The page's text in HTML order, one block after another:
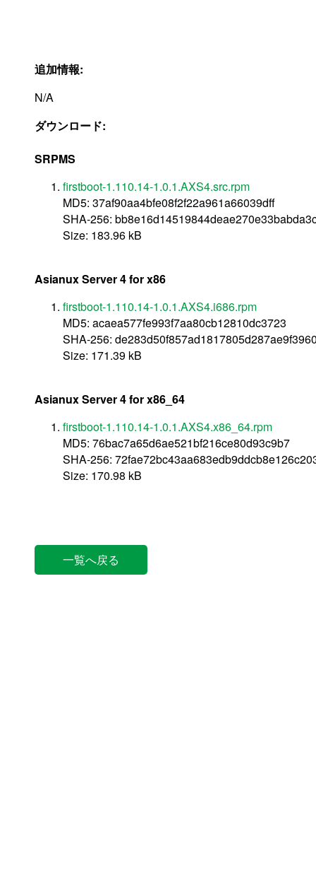
追加情報:
N/A
ダウンロード:
SRPMS
firstboot-1.110.14-1.0.1.AXS4.src.rpm
MD5: 37af90aa4bfe08f2f22a961a66039dff
SHA-256:
Size: 183.96 kB
Asianux Server 4 for x86
firstboot-1.110.14-1.0.1.AXS4.i686.rpm
MD5: acaea577fe993f7aa80cb12810dc3723
SHA-256:
Size: 171.39 kB
Asianux Server 4 for x86_64
firstboot-1.110.14-1.0.1.AXS4.x86_64.rpm
MD5: 76bac7a65d6ae521bf216ce80d93c9b7
SHA-256:
Size: 170.98 kB
一覧へ戻る